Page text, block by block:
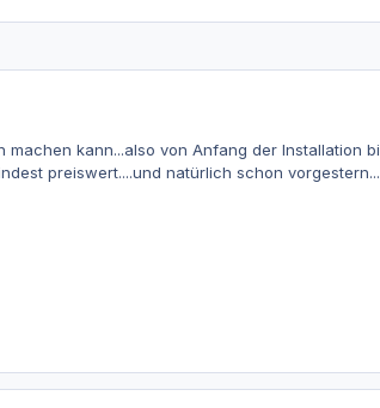
kann...also von Anfang der Installation
preiswert....und natürlich schon